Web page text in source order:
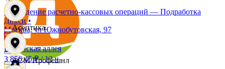
Инканто
Интер С
Асептика
АСМ Профешнл
Проведение расчетно-кассовых операций — Подработка
Дикси•
Москва, ул Южнобутовская, 97
Бунинская аллея
3 856,45 ₽/13 ч